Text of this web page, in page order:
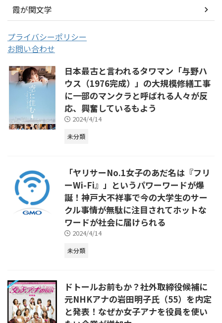
霞が関文学
プライバシーポリシー
お問い合わせ
日本最古と言われるタワマン「与野ハ
ウス（1976完成）」の大規模修繕工事
に一部のマンクラと呼ばれる人々が反
応、興奮しているもよう
2024/4/14
未分類
「ヤリサーNo.1女子のあだ名は『フリ
ーWi-Fi』」というパワーワードが爆
誕！神戸大不祥事で今の大学生のサー
クル事情が無駄に注目されてホットな
ワードが社会に届けられる
2024/4/14
未分類
ドトールお前もか？社外取締役候補に
元NHKアナの岩田明子氏（55）を内定
と発表！なぜか女子アナを役員を使い